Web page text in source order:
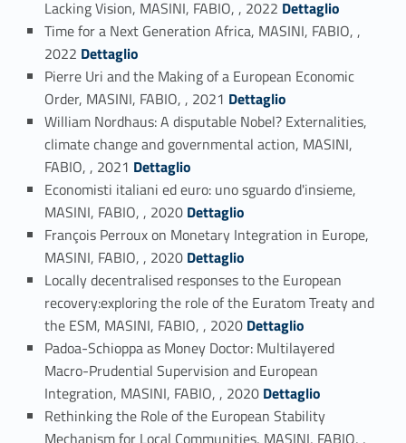
Lacking Vision, MASINI, FABIO, , 2022 Dettaglio
Time for a Next Generation Africa, MASINI, FABIO, ,
2022 Link identifier #identifier_person_176234-16
Dettaglio
Pierre Uri and the Making of a European Economic
Order, MASINI, FABIO, , 2021 Link identifier #identifier_person_109031-17
Dettaglio
William Nordhaus: A disputable Nobel? Externalities,
climate change and governmental action, MASINI,
FABIO, , 2021Link identifier #identifier_person_116814-18Dettaglio
Economisti italiani ed euro: uno sguardo d'insieme,
MASINI, FABIO, , 2020 Link identifier #identifier_person_113816-19
Dettaglio
François Perroux on Monetary Integration in Europe,
MASINI, FABIO, , 2020 Link identifier #identifier_person_158947-20
Dettaglio
Locally decentralised responses to the European
recovery:exploring the role of the Euratom Treaty and
the ESM, MASINI, FABIO, , 2020 Link identifier #identifier_person_112499-21
Dettaglio
Padoa-Schioppa as Money Doctor: Multilayered
Macro-Prudential Supervision and European
Integration, MASINI, FABIO, , 2020 Link identifier #identifier_person_77936-22
Dettaglio
Rethinking the Role of the European Stability
Mechanism for Local Communities, MASINI, FABIO, ,